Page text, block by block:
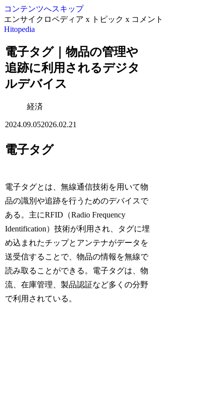
コンテンツへスキップ
エンサイクロペディア x トピック x コメント
Hitopedia
電子タグ｜物品の管理や
追跡に利用されるデジタ
ルデバイス
経済
2024.09.052026.02.21
電子タグ
電子タグとは、無線通信技術を用いて物
品の識別や追跡を行うためのデバイスで
ある。主にRFID（Radio Frequency
Identification）技術が利用され、タグに埋
め込まれたチップとアンテナがデータを
送受信することで、物品の情報を無線で
読み取ることができる。電子タグは、物
流、在庫管理、製品認証など多くの分野
で利用されている。